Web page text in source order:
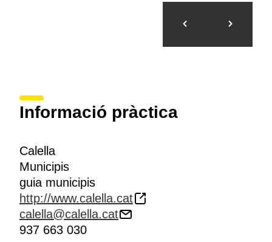
Informació pràctica
Calella
Municipis
guia municipis
http://www.calella.cat
calella@calella.cat
937 663 030